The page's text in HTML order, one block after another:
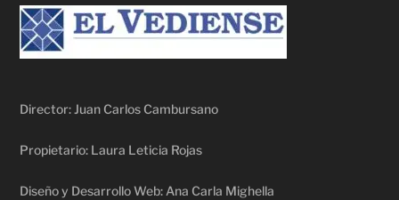
Director: Juan Carlos Cambursano
Propietario: Laura Leticia Rojas
Diseño y Desarrollo Web: Ana Carla Mighella